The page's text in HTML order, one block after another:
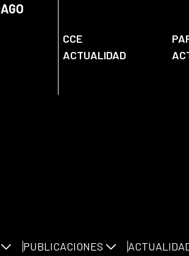
CCE
ACTUALIDAD
PUBLICACIONES